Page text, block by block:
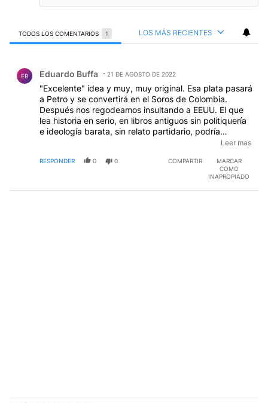
TODOS LOS COMENTARIOS 1 LOS MÁS RECIENTES
EB Eduardo Buffa 21 DE AGOSTO DE 2022
"Excelente" idea y muy, muy original. Esa plata pasará
a Petro y se convertirá en el Soros de Colombia.
Después nos regodeamos insultando a EEUU. El que
lea historia en serio, en libros antiguos sin politiquería
e ideología barata, sin relato partidario, podría
constatar que América Latina fue un fracaso desde
España no se conocía, mucho antes de que existiera
Leer mas
RESPONDER 0 0 COMPARTIR
MARCAR
COMO
INAPROPIADO